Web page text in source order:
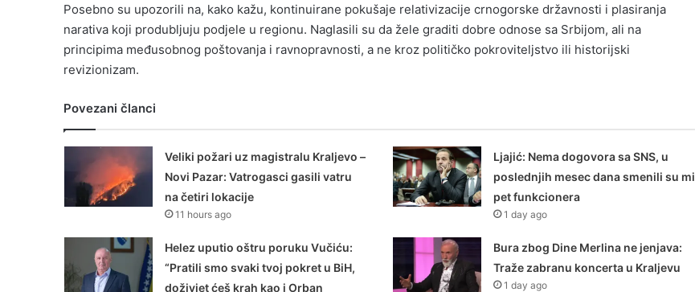
Posebno su upozorili na, kako kažu, kontinuirane pokušaje relativizacije crnogorske državnosti i plasiranja
narativa koji produbljuju podjele u regionu. Naglasili su da žele graditi dobre odnose sa Srbijom, ali na
principima međusobnog poštovanja i ravnopravnosti, a ne kroz političko pokroviteljstvo ili historijski
revizionizam.
Povezani članci
Veliki požari uz magistralu Kraljevo –
Novi Pazar: Vatrogasci gasili vatru
na četiri lokacije
11 hours ago
Ljajić: Nema dogovora sa SNS, u
poslednjih mesec dana smenili su mi
pet funkcionera
1 day ago
Helez uputio oštru poruku Vučiću:
“Pratili smo svaki tvoj pokret u BiH,
doživjet ćeš krah kao i Orban
Bura zbog Dine Merlina ne jenjava:
Traže zabranu koncerta u Kraljevu
1 day ago